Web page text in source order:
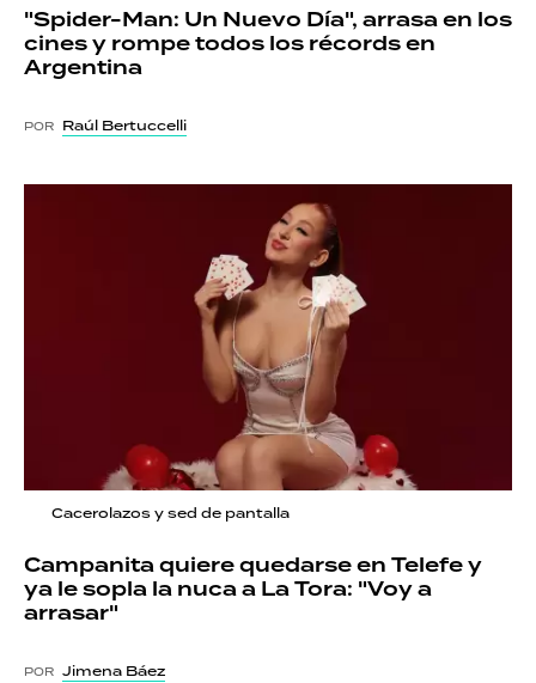
"Spider-Man: Un Nuevo Día", arrasa en los
cines y rompe todos los récords en
Argentina
POR Raúl Bertuccelli
Cacerolazos y sed de pantalla
Campanita quiere quedarse en Telefe y
ya le sopla la nuca a La Tora: "Voy a
arrasar"
POR Jimena Báez